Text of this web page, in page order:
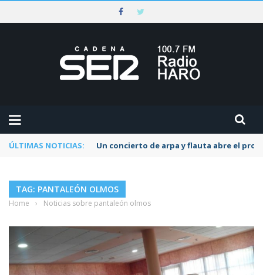
ÚLTIMAS NOTICIAS: Un concierto de arpa y flauta abre el
TAG: PANTALEÓN OLMOS
Home › Noticias sobre pantaleón olmos